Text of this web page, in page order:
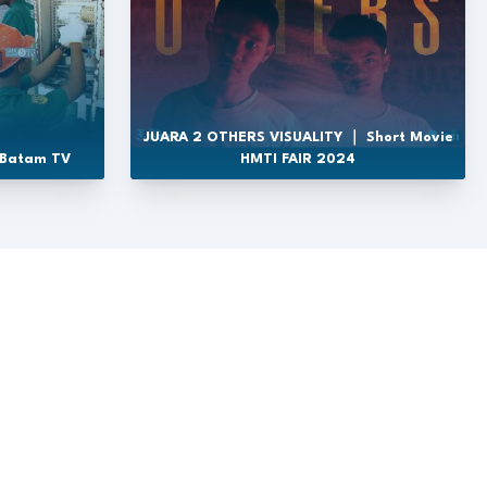
TV
JUARA 2 OTHERS VISUALITY ｜ Short Movie
HMTI FAIR 2024